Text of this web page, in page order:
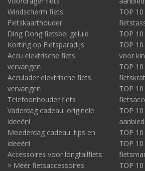
Windscherm fiets
Fietskaarthouder
Ding Dong fietsbel geluid
Korting op Fietsparadijs
Accu elektrische fiets
vervangen
Acculader elektrische fiets
vervangen
Telefoonhouder fiets
Vaderdag cadeau: originele
ideeën!
Moederdag cadeau: tips en
ideeën!
Accessoires voor longtailfiets
> Méér fietsaccessoires
TOP
TOP
TOP
voor
TOP
TOP
TOP
TOP
TOP
TOP